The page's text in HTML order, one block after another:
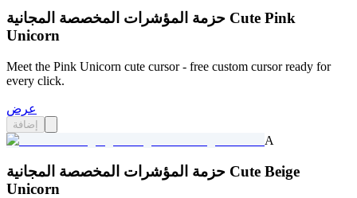
حزمة المؤشرات المخصصة المجانية Cute Pink
Unicorn
Meet the Pink Unicorn cute cursor - free custom cursor ready for
every click.
عرض
إضافة
A
حزمة المؤشرات المخصصة المجانية Cute Beige
Unicorn